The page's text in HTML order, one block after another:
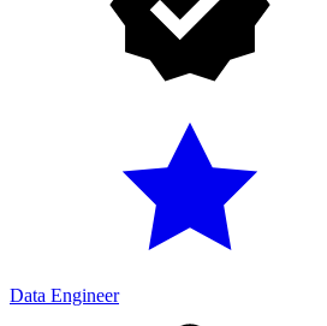
Data Engineer